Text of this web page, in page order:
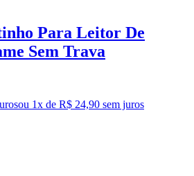
Para Leitor De
Sem Trava
ou 1x de R$ 24,90 sem juros